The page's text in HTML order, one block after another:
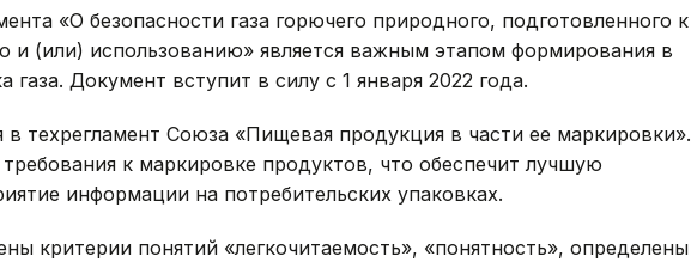
«О безопасности газа горючего природного, подготовленного к
и (или) использованию» является важным этапом формирования в
Документ вступит в силу с 1 января 2022 года.
техрегламент Союза «Пищевая продукция в части ее маркировки».
к маркировке продуктов, что обеспечит лучшую
информации на потребительских упаковках.
критерии понятий «легкочитаемость», «понятность», определены